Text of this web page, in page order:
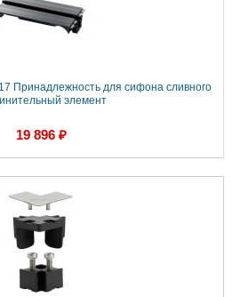
Принадлежность для сифона сливного
элемент
19 896 ₽